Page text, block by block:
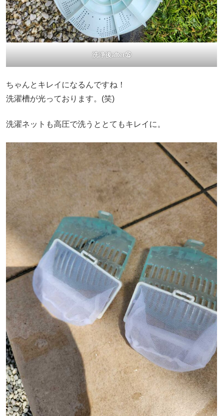
洗浄後after⑮
ちゃんとキレイになるんですね！
洗濯槽が光っております。(笑)
洗濯ネットも高圧で洗うととてもキレイに。